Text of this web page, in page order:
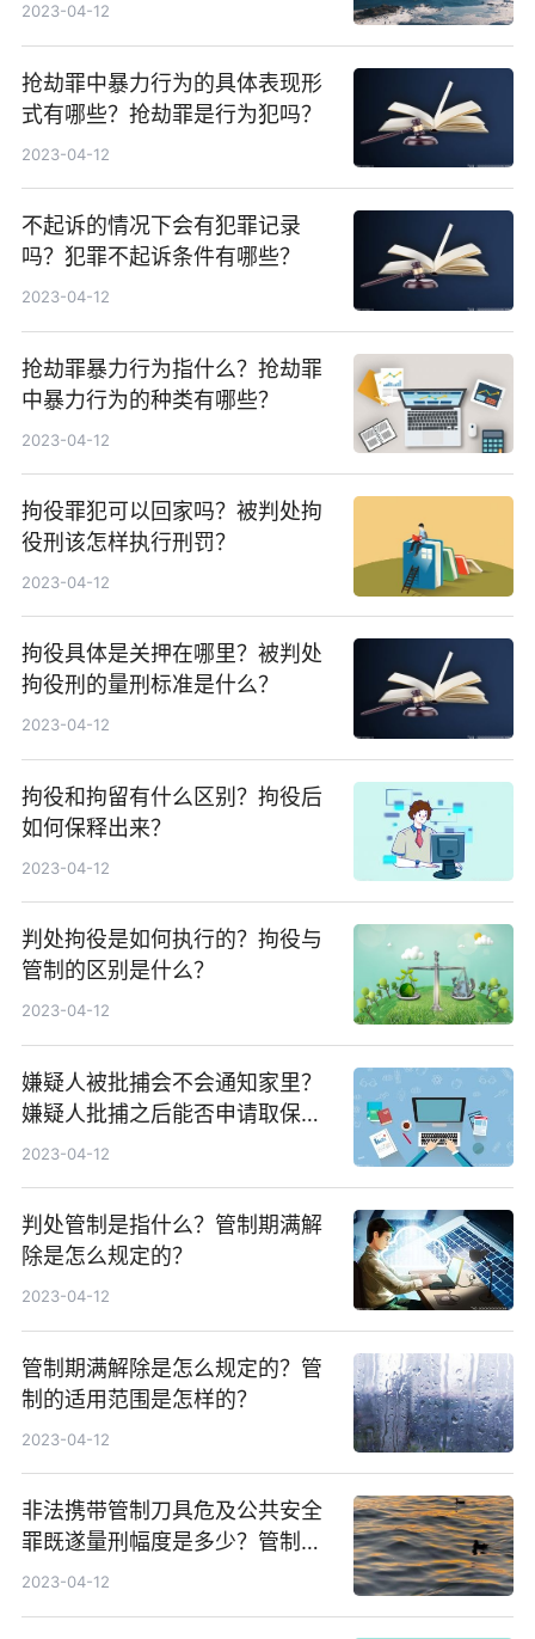
2023-04-12
抢劫罪中暴力行为的具体表现形
式有哪些？抢劫罪是行为犯吗？
2023-04-12
不起诉的情况下会有犯罪记录
吗？犯罪不起诉条件有哪些？
2023-04-12
抢劫罪暴力行为指什么？抢劫罪
中暴力行为的种类有哪些？
2023-04-12
拘役罪犯可以回家吗？被判处拘
役刑该怎样执行刑罚？
2023-04-12
拘役具体是关押在哪里？被判处
拘役刑的量刑标准是什么？
2023-04-12
拘役和拘留有什么区别？拘役后
如何保释出来？
2023-04-12
判处拘役是如何执行的？拘役与
管制的区别是什么？
2023-04-12
嫌疑人被批捕会不会通知家里？
嫌疑人批捕之后能否申请取保候
审？
2023-04-12
判处管制是指什么？管制期满解
除是怎么规定的？
2023-04-12
管制期满解除是怎么规定的？管
制的适用范围是怎样的？
2023-04-12
非法携带管制刀具危及公共安全
罪既遂量刑幅度是多少？管制刀
具认定标准是什么？
2023-04-12